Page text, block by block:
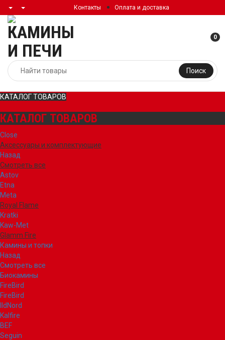
Контакты Оплата и доставка
Поиск
0
КАТАЛОГ ТОВАРОВ
КАТАЛОГ ТОВАРОВ
Close
Аксессуары и комплектующие
Назад
Смотреть все
Astov
Etna
Meta
Royal Flame
Kratki
Kaw-Met
Glamm Fire
Камины и топки
Назад
Смотреть все
Биокамины
FireBird
FireBird
IldNord
Kalfire
BEF
Seguin